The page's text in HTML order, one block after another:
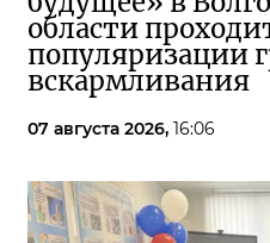
области
популяризации
вскармливания
07 августа 2026, 16:06